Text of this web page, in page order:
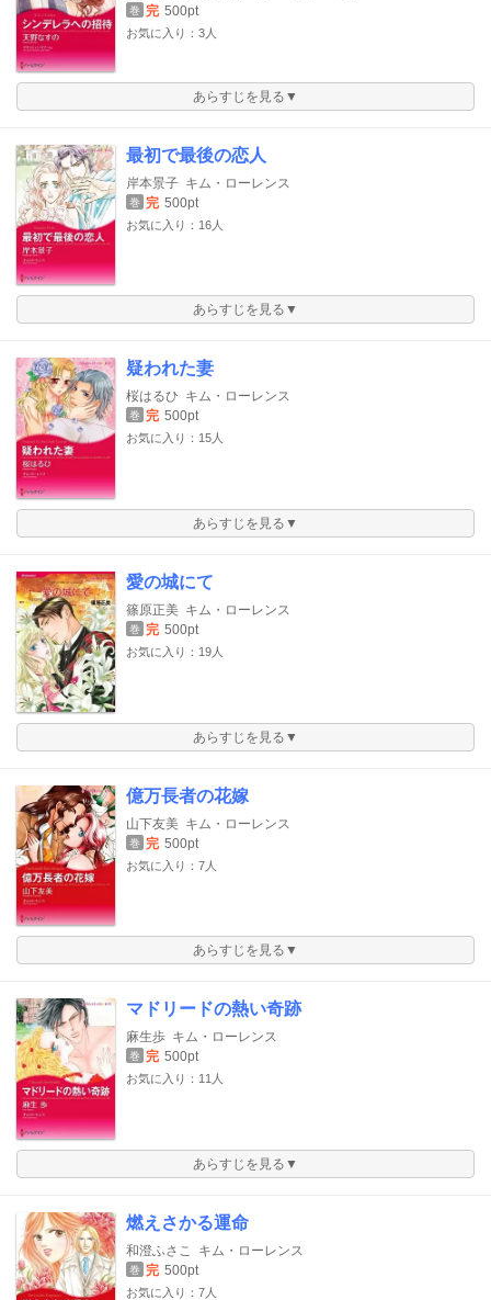
巻 完 500pt
お気に入り：3人
あらすじを見る▼
最初で最後の恋人
岸本景子 キム・ローレンス
巻 完 500pt
お気に入り：16人
あらすじを見る▼
疑われた妻
桜はるひ キム・ローレンス
巻 完 500pt
お気に入り：15人
あらすじを見る▼
愛の城にて
篠原正美 キム・ローレンス
巻 完 500pt
お気に入り：19人
あらすじを見る▼
億万長者の花嫁
山下友美 キム・ローレンス
巻 完 500pt
お気に入り：7人
あらすじを見る▼
マドリードの熱い奇跡
麻生歩 キム・ローレンス
巻 完 500pt
お気に入り：11人
あらすじを見る▼
燃えさかる運命
和澄ふさこ キム・ローレンス
巻 完 500pt
お気に入り：7人